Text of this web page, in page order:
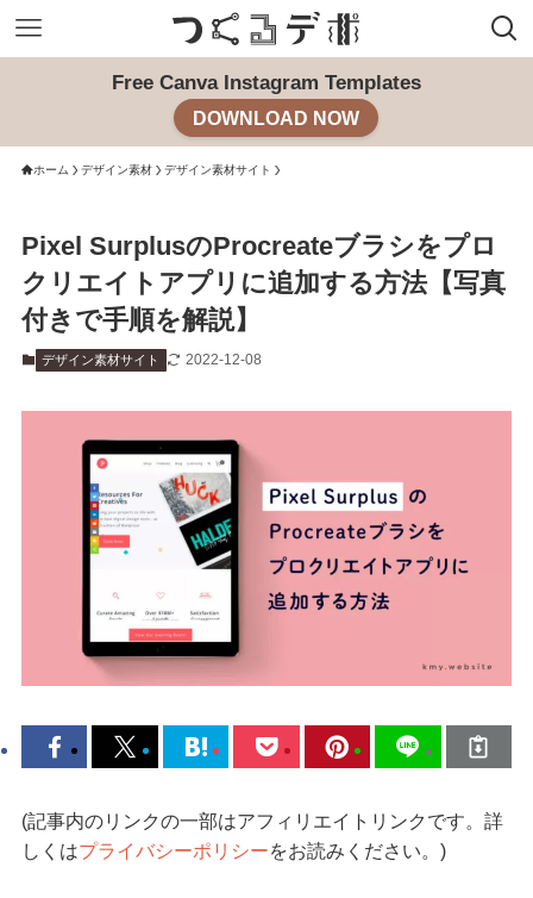
Free Canva Instagram Templates
DOWNLOAD NOW
ホーム デザイン素材 デザイン素材サイト
Pixel SurplusのProcreateブラシをプロ
クリエイトアプリに追加する方法【写真
付きで手順を解説】
デザイン素材サイト 2022-12-08
(記事内のリンクの一部はアフィリエイトリンクです。詳
しくはプライバシーポリシーをお読みください。)